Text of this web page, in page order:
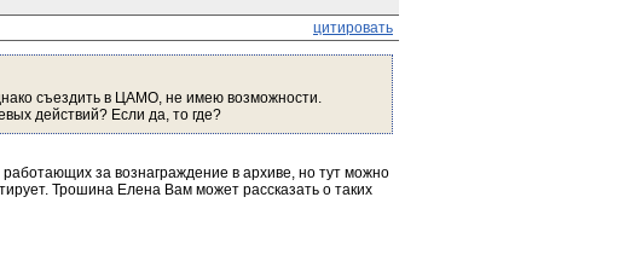
цитировать
съездить в ЦАМО, не имею возможности.
действий? Если да, то где?
за вознаграждение в архиве, но тут можно
Трошина Елена Вам может рассказать о таких